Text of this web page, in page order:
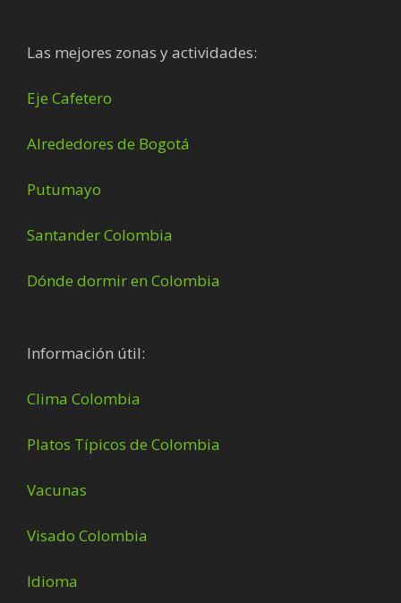
Las mejores zonas y actividades:
Eje Cafetero
Alrededores de Bogotá
Putumayo
Santander Colombia
Dónde dormir en Colombia
Información útil:
Clima Colombia
Platos Típicos de Colombia
Vacunas
Visado Colombia
Idioma